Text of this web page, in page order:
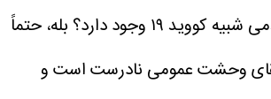
واقعاً بازگشت پاندمی شبیه کووید ۱۹ وجود دارد؟ بله، حتماً
وحشت عمومی نادرست است و